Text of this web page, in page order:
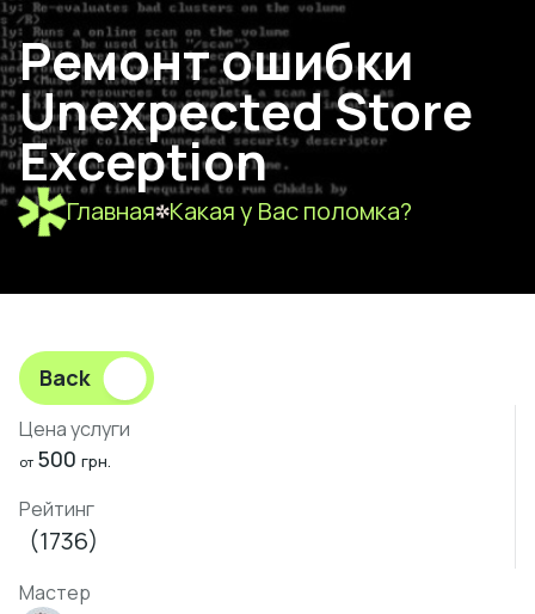
Ремонт ошибки
Unexpected Store
Exception
Главная Какая у Вас поломка?
Back
Цена услуги
от 500 грн.
Рейтинг
(1736)
Мастер